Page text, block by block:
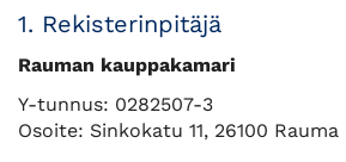
1. Rekisterinpitäjä
Rauman kauppakamari
Y-tunnus: 0282507-3
Osoite: Sinkokatu 11, 26100 Rauma